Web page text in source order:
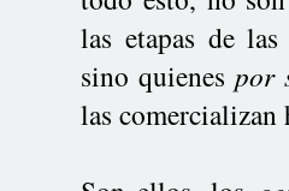
las etapas de
sino quienespor
las comercializan